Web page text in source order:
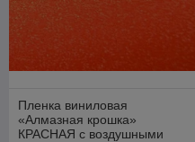
Пленка виниловая
«Алмазная крошка»
КРАСНАЯ с воздушными